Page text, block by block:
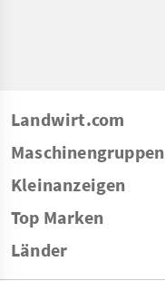
Landwirt.com
Maschinengruppen
Kleinanzeigen
Top Marken
Länder